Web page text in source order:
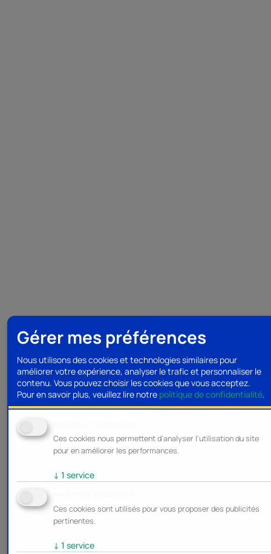
Gérer mes préférences
Nous utilisons des cookies et technologies similaires pour
améliorer votre expérience, analyser le trafic et personnaliser le
contenu. Vous pouvez choisir les cookies que vous acceptez.
Pour en savoir plus, veuillez lire notre politique de confidentialité.
Ces cookies nous permettent d'analyser l'utilisation du site
pour en améliorer les performances.
↓ 1 service
Ces cookies sont utilisés pour vous proposer des publicités
pertinentes.
↓ 1 service